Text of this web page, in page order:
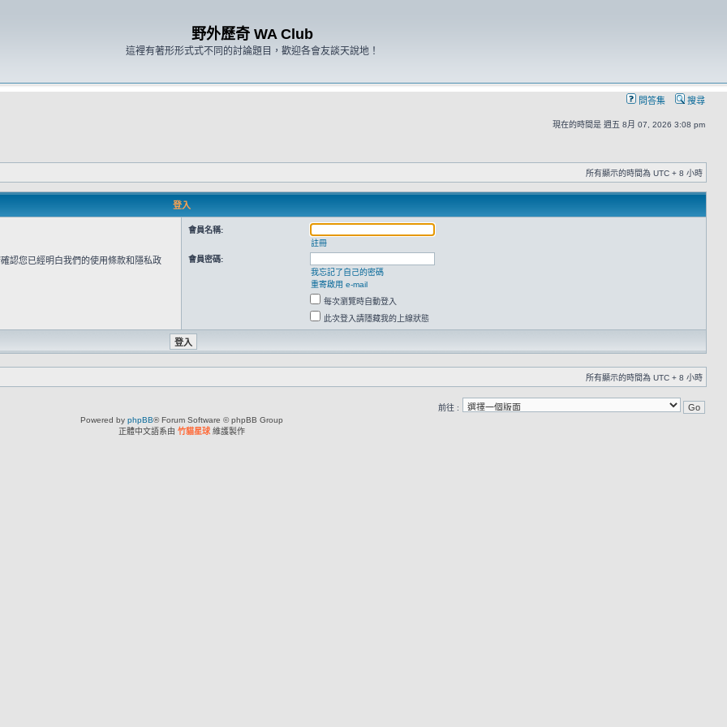
野外歷奇 WA Club
這裡有著形形式式不同的討論題目，歡迎各會友談天說地！
問答集 搜尋
現在的時間是 週五 8月 07, 2026 3:08 pm
所有顯示的時間為 UTC + 8 小時
登入
認您已經明白我們的使用條款和隱私政
會員名稱:
註冊
會員密碼:
我忘記了自己的密碼
重寄啟用 e-mail
每次瀏覽時自動登入
此次登入請隱藏我的上線狀態
所有顯示的時間為 UTC + 8 小時
前往 :
Powered by phpBB® Forum Software © phpBB Group
正體中文語系由 竹貓星球 維護製作